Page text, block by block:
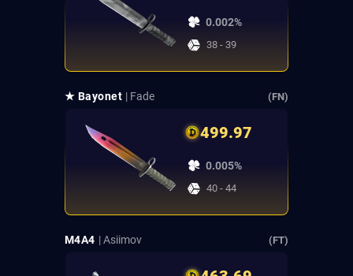
0.002%
38 - 39
★ Bayonet | Fade (FN)
499.97
0.005%
40 - 44
M4A4 | Asiimov (FT)